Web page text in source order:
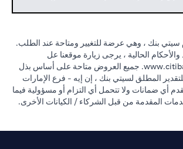
بنك ، وهي عرضة للتغيير ومتاحة عند الطلب.
الحالية ، يرجى زيارة موقعنا عل
جميع العروض متاحة على أساس بذل
المطلق لسيتي بنك ، إن إيه - فرع الإمارات
أي ضمانات ولا تتحمل أي التزام أو مسؤولية فيما
المقدمة من قبل الشركاء / الكيانات الأخرى.